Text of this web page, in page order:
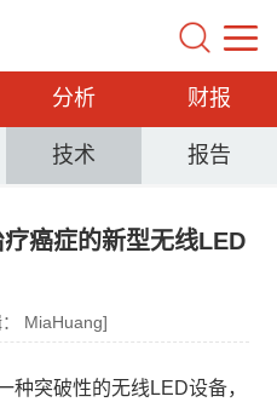
分析 财报
技术 报告
癌症的新型无线LED
MiaHuang]
种突破性的无线LED设备，